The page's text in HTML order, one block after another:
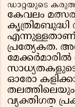
ഡാറ്റയുടെ
കേവലം
കൃത്രിമബുദ്ധി
എന്നുള്ളതാണ്
പ്രത്യേകത.
മേക്കർമാരിൽ
ഓരോ
വ്യക്തിഗത